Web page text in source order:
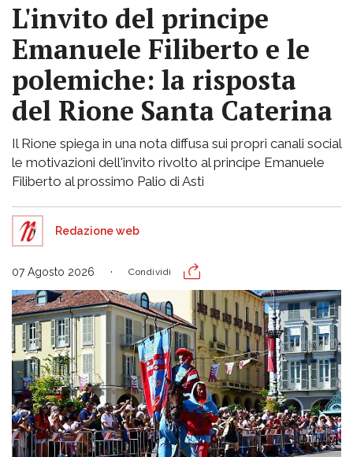
L'invito del principe
Emanuele Filiberto e le
polemiche: la risposta
del Rione Santa Caterina
Il Rione spiega in una nota diffusa sui propri canali social
le motivazioni dell'invito rivolto al principe Emanuele
Filiberto al prossimo Palio di Asti
Redazione web
07 Agosto 2026 Condividi